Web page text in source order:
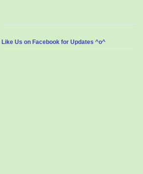
Like Us on Facebook for Updates ^o^